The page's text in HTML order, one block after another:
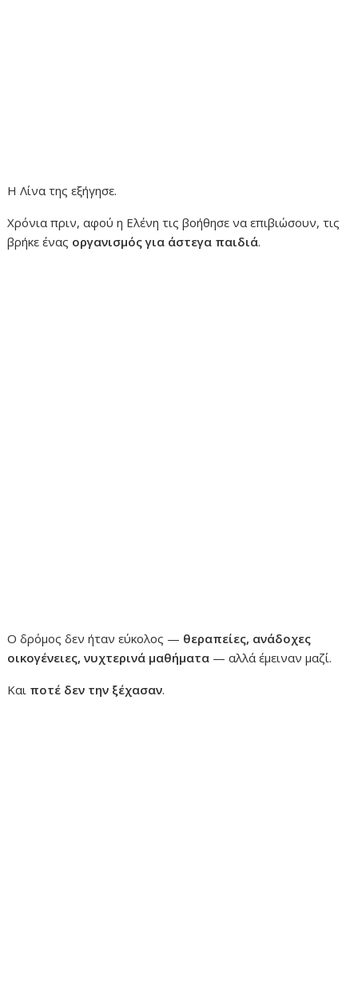
Η Λίνα της εξήγησε.
Χρόνια πριν, αφού η Ελένη τις βοήθησε να επιβιώσουν, τις
βρήκε ένας οργανισμός για άστεγα παιδιά.
Ο δρόμος δεν ήταν εύκολος — θεραπείες, ανάδοχες
οικογένειες, νυχτερινά μαθήματα — αλλά έμειναν μαζί.
Και ποτέ δεν την ξέχασαν.